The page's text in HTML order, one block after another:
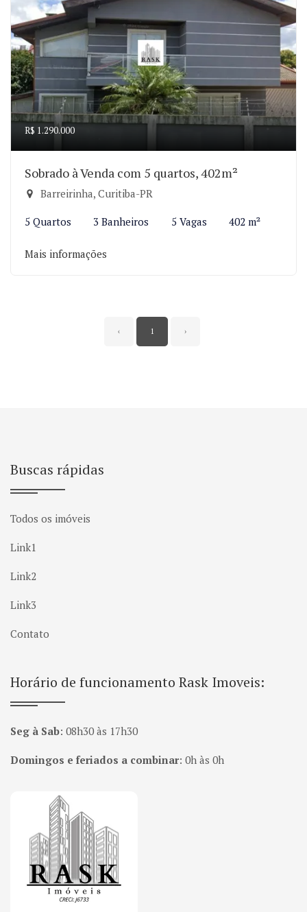
R$ 1.290.000
Sobrado à Venda com 5 quartos, 402m²
Barreirinha, Curitiba-PR
5 Quartos 3 Banheiros 5 Vagas 402 m²
Mais informações
‹ 1 ›
Buscas rápidas
Todos os imóveis
Link1
Link2
Link3
Contato
Horário de funcionamento Rask Imoveis:
Seg à Sab: 08h30 às 17h30
Domingos e feriados a combinar: 0h às 0h
Página inicial